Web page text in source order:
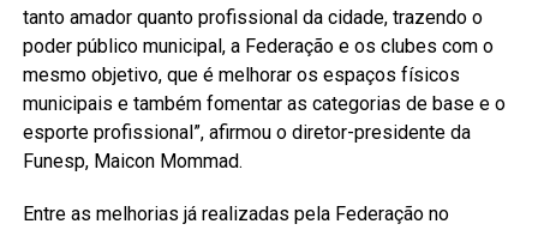
tanto amador quanto profissional da cidade, trazendo o
poder público municipal, a Federação e os clubes com o
mesmo objetivo, que é melhorar os espaços físicos
municipais e também fomentar as categorias de base e o
esporte profissional”, afirmou o diretor-presidente da
Funesp, Maicon Mommad.
Entre as melhorias já realizadas pela Federação no